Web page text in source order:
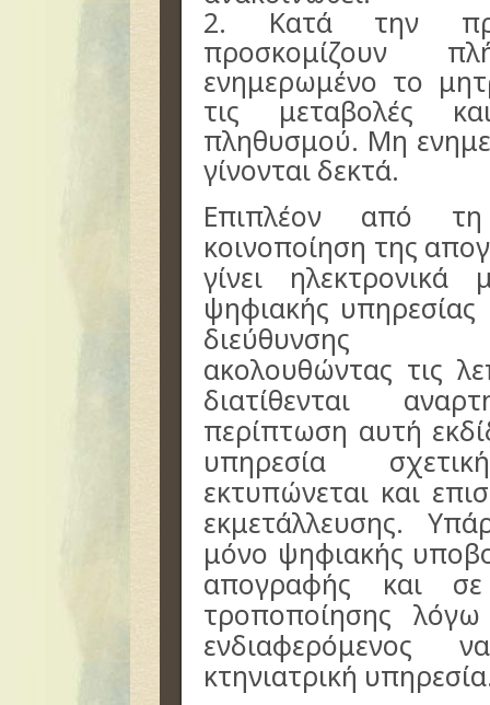
2. Κατά την
προσκομίζουν
ενημερωμένο το
τις μεταβολές
πληθυσμού. Μη
γίνονται δεκτά.
Επιπλέον από
κοινοποίηση της
γίνει
ψηφιακής υπηρεσίας
διεύθυνσης
ακολουθώντας τις
διατίθενται
περίπτωση αυτή
υπηρεσία
εκτυπώνεται και
εκμετάλλευσης.
μόνο ψηφιακής
απογραφής και
τροποποίησης
ενδιαφερόμενος
κτηνιατρική